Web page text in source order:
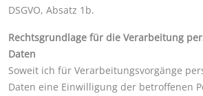
DSGVO, Absatz 1b.
Rechtsgrundlage für die Verarbeitung
Daten
Soweit ich für Verarbeitungsvorgänge
Daten eine Einwilligung der betroffenen